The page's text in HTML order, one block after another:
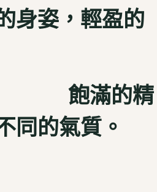
身姿，輕盈的
的精
同的氣質。